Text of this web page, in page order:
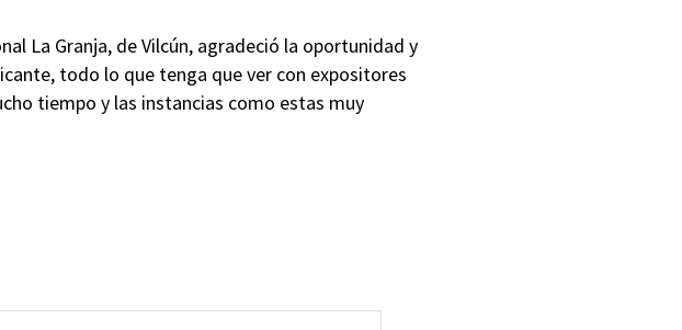
La Granja, de Vilcún, agradeció la oportunidad y
todo lo que tenga que ver con expositores
tiempo y las instancias como estas muy